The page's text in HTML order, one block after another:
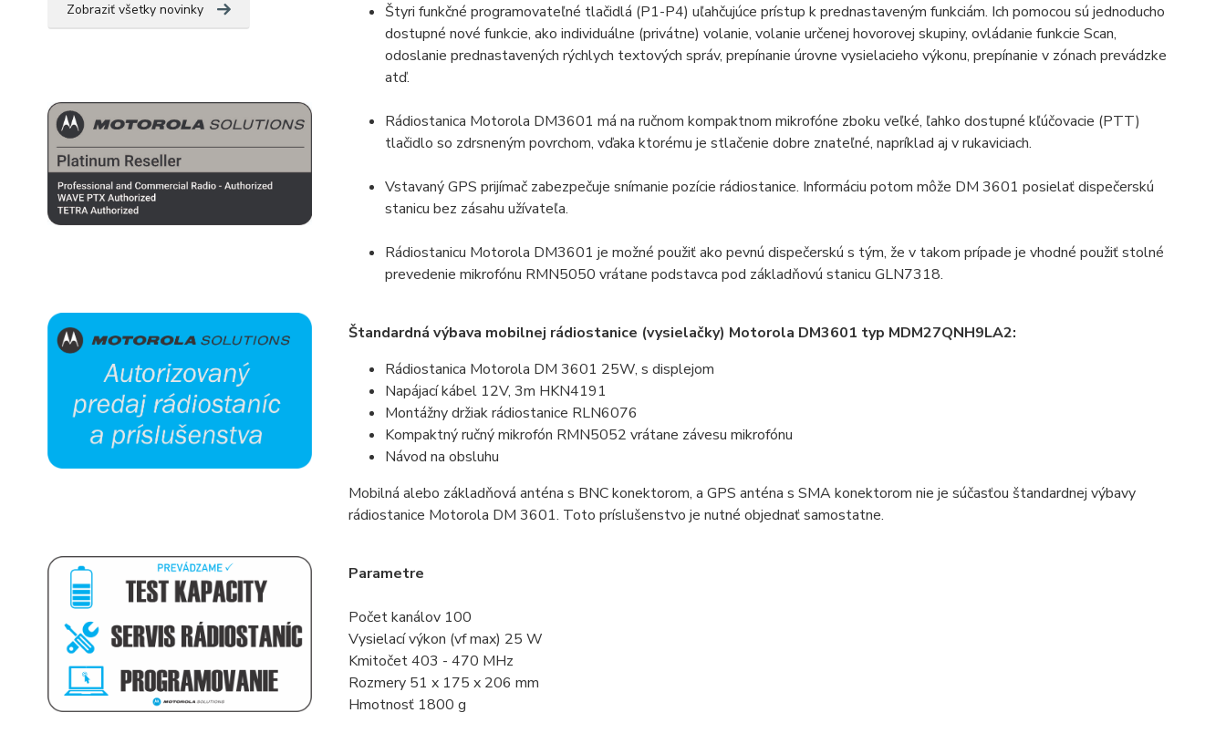
Zobraziť všetky novinky
Štyri funkčné programovateľné tlačidlá (P1-P4) uľahčujúce prístup k prednastaveným funkciám. Ich pomocou sú jednoducho
dostupné nové funkcie, ako individuálne (privátne) volanie, volanie určenej hovorovej skupiny, ovládanie funkcie Scan,
odoslanie prednastavených rýchlych textových správ, prepínanie úrovne vysielacieho výkonu, prepínanie v zónach prevádzke
atď.
Rádiostanica Motorola DM3601 má na ručnom kompaktnom mikrofóne zboku veľké, ľahko dostupné kľúčovacie (PTT)
tlačidlo so zdrsneným povrchom, vďaka ktorému je stlačenie dobre znateľné, napríklad aj v rukaviciach.
Vstavaný GPS prijímač zabezpečuje snímanie pozície rádiostanice. Informáciu potom môže DM 3601 posielať dispečerskú
stanicu bez zásahu užívateľa.
Rádiostanicu Motorola DM3601 je možné použiť ako pevnú dispečerskú s tým, že v takom prípade je vhodné použiť stolné
prevedenie mikrofónu RMN5050 vrátane podstavca pod základňovú stanicu GLN7318.
Štandardná výbava mobilnej rádiostanice (vysielačky) Motorola DM3601 typ MDM27QNH9LA2:
Rádiostanica Motorola DM 3601 25W, s displejom
Napájací kábel 12V, 3m HKN4191
Montážny držiak rádiostanice RLN6076
Kompaktný ručný mikrofón RMN5052 vrátane závesu mikrofónu
Návod na obsluhu
Mobilná alebo základňová anténa s BNC konektorom, a GPS anténa s SMA konektorom nie je súčasťou štandardnej výbavy
rádiostanice Motorola DM 3601. Toto príslušenstvo je nutné objednať samostatne.
Parametre
Počet kanálov 100
Vysielací výkon (vf max) 25 W
Kmitočet 403 - 470 MHz
Rozmery 51 x 175 x 206 mm
Hmotnosť 1800 g